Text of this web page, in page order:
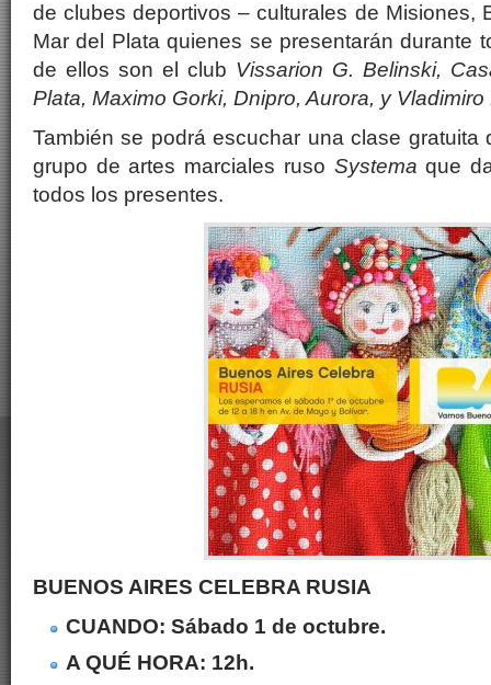
de clubes deportivos – culturales de Misiones,
Mar del Plata quienes se presentarán durante
de ellos son el club Vissarion G. Belinski,
Plata, Maximo Gorki, Dnipro, Aurora, y
También se podrá escuchar una clase gratuita
grupo de artes marciales ruso Systema que
todos los presentes.
BUENOS AIRES CELEBRA RUSIA
CUANDO: Sábado 1 de octubre.
A QUÉ HORA: 12h.